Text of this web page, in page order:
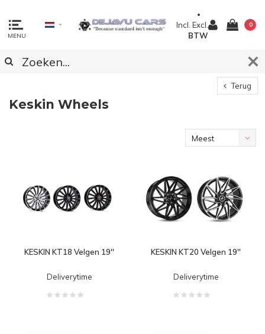
MENU
Incl. Excl.
BTW
0
Terug
Keskin Wheels
Meest
KESKIN KT18 Velgen 19''
Deliverytime
KESKIN KT20 Velgen 19''
Deliverytime